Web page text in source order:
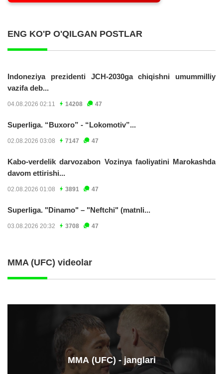
ENG KO'P O'QILGAN POSTLAR
Indoneziya prezidenti JCH-2030ga chiqishni umummilliy
vazifa deb...
04.08.2026 02:11 14208 47
Superliga. “Buxoro” - “Lokomotiv”...
02.08.2026 03:08 7147 47
Kabo-verdelik darvozabon Vozinya faoliyatini Marokashda
davom ettirishi...
02.08.2026 01:08 3891 47
Superliga. "Dinamo" – "Neftchi" (matnli...
03.08.2026 20:32 3708 47
MMA (UFC) videolar
ММА (UFC) - janglari